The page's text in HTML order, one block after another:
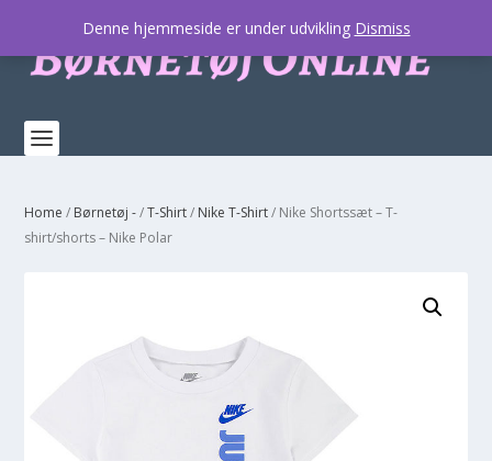
Home / Børnetøj -/T-Shirt/ Nike T-Shirt/ Nike Shortssæt – T-
shirt/shorts – Nike Polar
Denne hjemmeside er under udvikling Dismiss